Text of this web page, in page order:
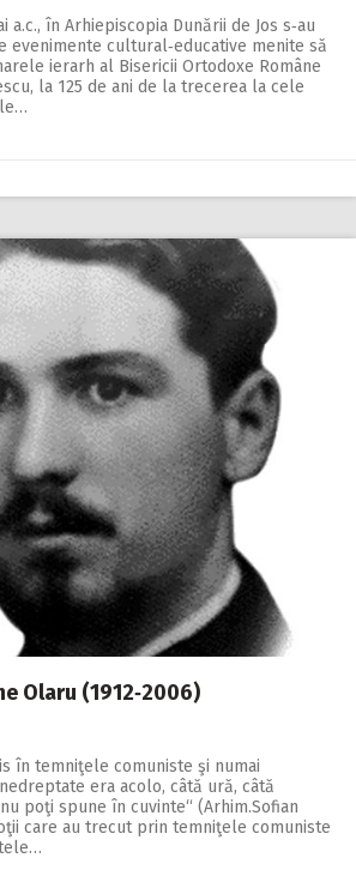
a.c., în Arhiepiscopia Dunării de Jos s‑au
evenimente cultural‑educative menite să
ierarh al Bisericii Ortodoxe Române
la 125 de ani de la trecerea la cele
Olaru (1912‑2006)
în temniţele comuniste şi numai
era acolo, câtă ură, câtă
poţi spune în cuvinte“ (Arhim.Sofian
care au trecut prin temniţele comuniste